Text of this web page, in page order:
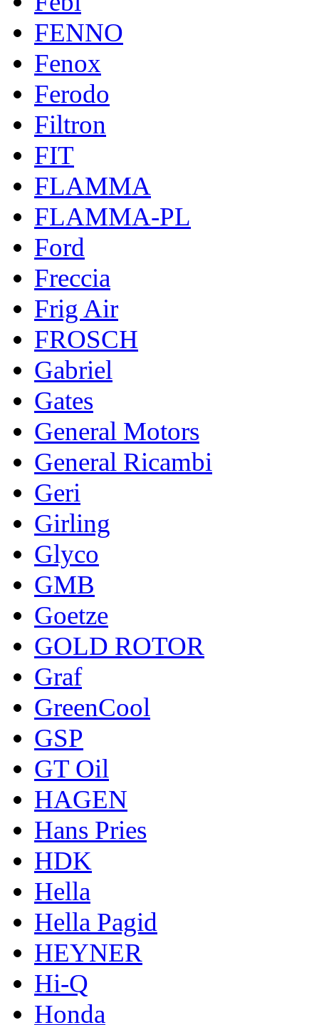
FENNO
Fenox
Ferodo
Filtron
FIT
FLAMMA
FLAMMA-PL
Ford
Freccia
Frig Air
FROSCH
Gabriel
Gates
General Motors
General Ricambi
Geri
Girling
Glyco
GMB
Goetze
GOLD ROTOR
Graf
GreenCool
GSP
GT Oil
HAGEN
Hans Pries
HDK
Hella
Hella Pagid
HEYNER
Hi-Q
Honda